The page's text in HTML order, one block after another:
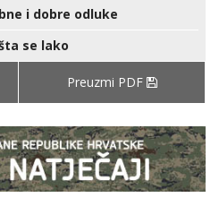
i dobre odluke
se lako
Preuzmi PDF